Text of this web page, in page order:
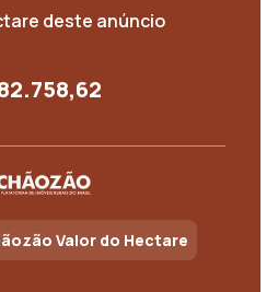
deste anúncio
Valor do Hectare